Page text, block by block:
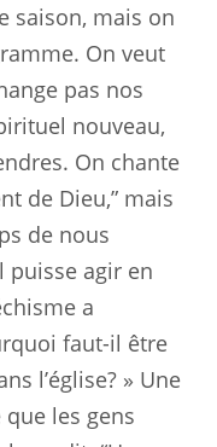
saison, mais on
On veut
pas nos
nouveau,
On chante
de Dieu,” mais
de nous
puisse agir en
a
faut-il être
l’église? » Une
les gens